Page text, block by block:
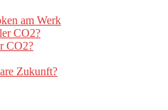
am Werk
CO2?
CO2?
Zukunft?